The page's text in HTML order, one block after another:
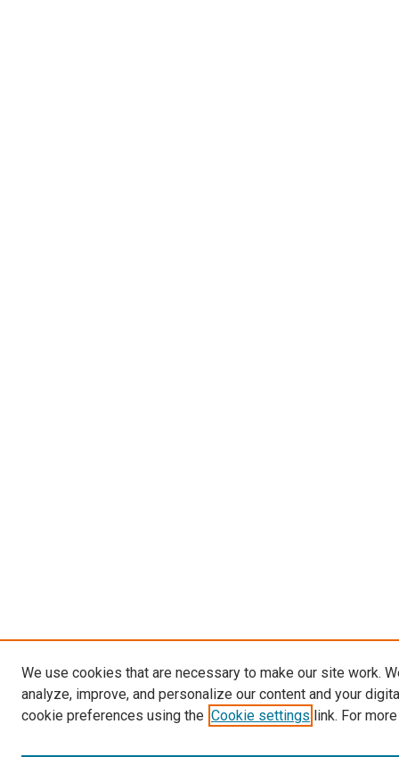
We use cookies that are necessary to make our site work.
analyze, improve, and personalize our content and your
cookie preferences using the Cookie settings link. For